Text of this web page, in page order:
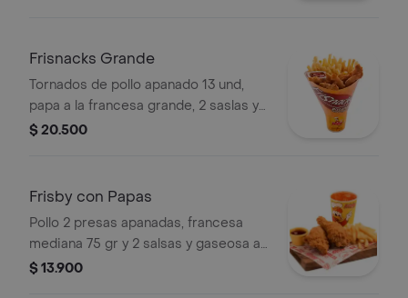
Frisnacks Grande
Tornados de pollo apanado 13 und,
papa a la francesa grande, 2 saslas y
bebida a elección.
$ 20.500
Frisby con Papas
Pollo 2 presas apanadas, francesa
mediana 75 gr y 2 salsas y gaseosa a
elección.
$ 13.900